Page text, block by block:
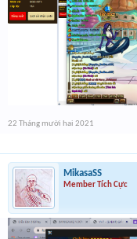
22 Tháng mười hai 2021
MikasaSS
Member Tích Cực